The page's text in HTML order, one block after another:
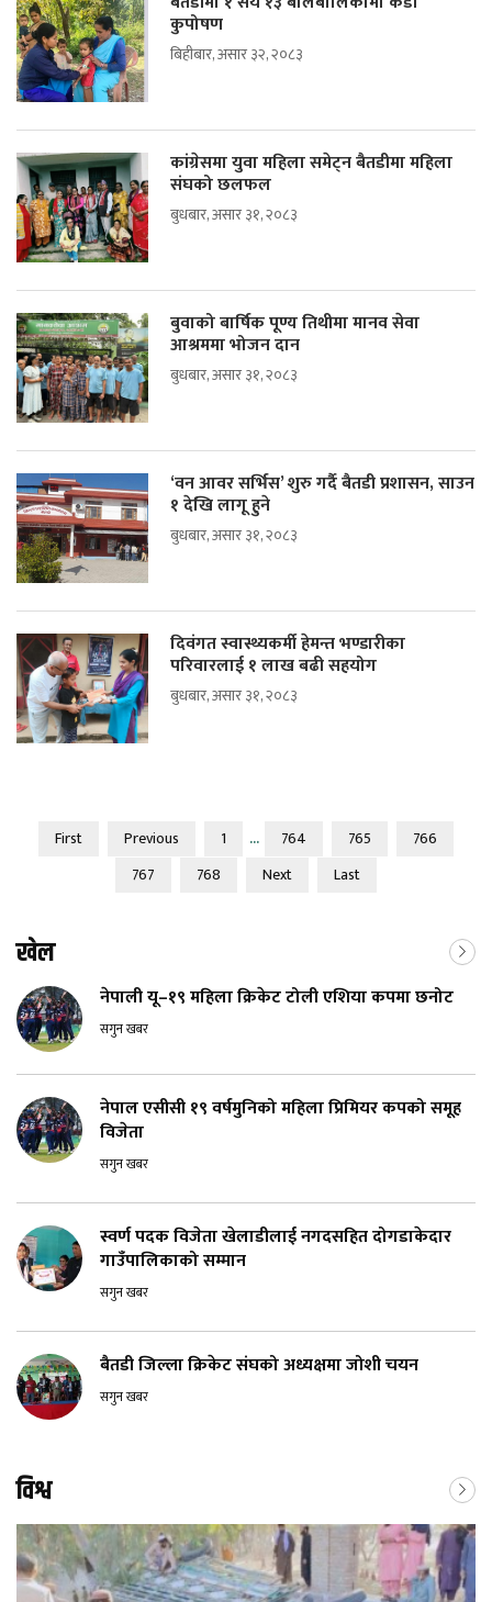
कुपोषण
बिहीबार, असार ३२, २०८३
कांग्रेसमा युवा महिला समेट्न बैतडीमा महिला
संघको छलफल
बुधबार, असार ३१, २०८३
बुवाको बार्षिक पूण्य तिथीमा मानव सेवा
आश्रममा भोजन दान
बुधबार, असार ३१, २०८३
‘वन आवर सर्भिस’ शुरु गर्दै बैतडी प्रशासन, साउन
१ देखि लागू हुने
बुधबार, असार ३१, २०८३
दिवंगत स्वास्थ्यकर्मी हेमन्त भण्डारीका
परिवारलाई १ लाख बढी सहयोग
बुधबार, असार ३१, २०८३
First Previous 1 ... 764 765
766
767
768 Next Last
खेल
नेपाली यू–१९ महिला क्रिकेट टोली एशिया कपमा छनोट
सगुन खबर
नेपाल एसीसी १९ वर्षमुनिको महिला प्रिमियर कपको समूह
विजेता
सगुन खबर
स्वर्ण पदक विजेता खेलाडीलाई नगदसहित दोगडाकेदार
गाउँपालिकाको सम्मान
सगुन खबर
बैतडी जिल्ला क्रिकेट संघको अध्यक्षमा जोशी चयन
सगुन खबर
विश्व